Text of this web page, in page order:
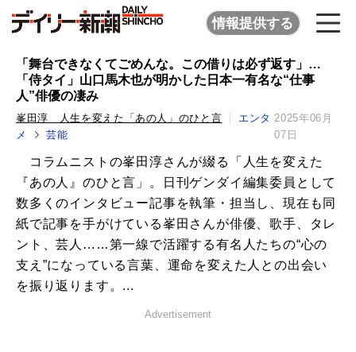
情報提供する
「舞台できなくてごめんな。この借りは必ず返す」…
「侍タイ」山口馬木也が明かした日本一有名な“仕事
人”俳優の凄み
峯田淳 人生を変えた「あの人」のひと言
エンタ
メ
芸能
2025年06月
07日
コラムニストの峯田淳さんが綴る「人生を変えた
『あの人』のひと言」。日刊ゲンダイ編集委員として
数多くのインタビュー記事を執筆・担当し、現在も同
紙で記事を手がけている峯田さんが俳優、歌手、タレ
ント、芸人……第一線で活躍する有名人たちの“心の
支え”になっている言葉、運命を変えた人との出会い
を振り返ります。...
Advertisement